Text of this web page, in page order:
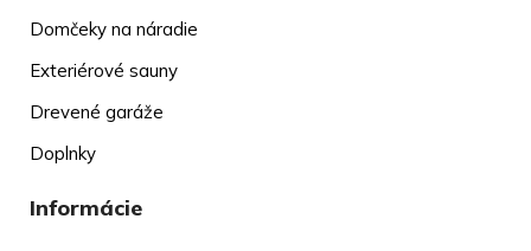
Domčeky na náradie
Exteriérové sauny
Drevené garáže
Doplnky
Informácie